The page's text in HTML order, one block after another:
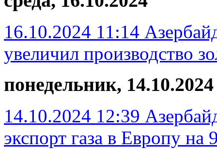
16.10.2024 11:14
увеличил производство
понедельник, 14.10.2024
14.10.2024 12:39
экспорт газа в Европу на